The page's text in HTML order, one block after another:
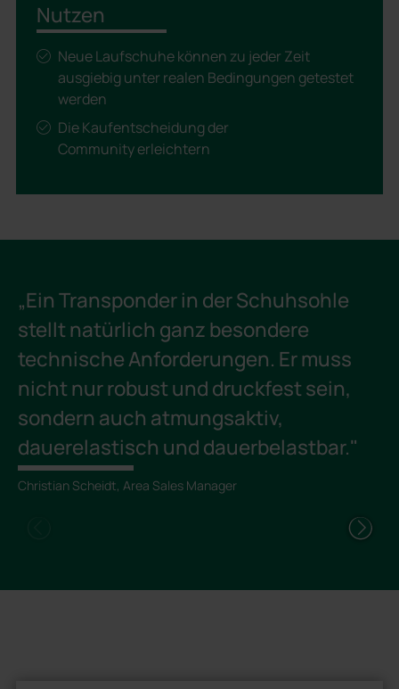
Nutzen
Neue Laufschuhe können zu jeder Zeit
ausgiebig unter realen Bedingungen getestet
werden
Die Kaufentscheidung der
Community erleichtern
„Ein Transponder in der Schuhsohle
stellt natürlich ganz besondere
technische Anforderungen. Er muss
nicht nur robust und druckfest sein,
sondern auch atmungsaktiv,
dauerelastisch und dauerbelastbar."
Christian Scheidt, Area Sales Manager